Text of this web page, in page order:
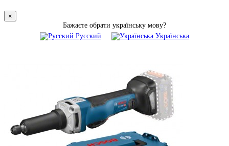
×
Бажаєте обрати українську мову?
Русский
Українська